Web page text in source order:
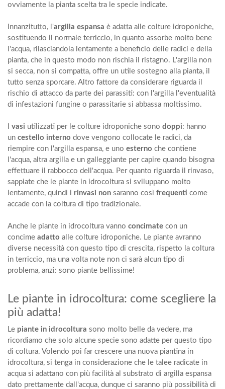
ovviamente la pianta scelta tra le specie indicate.
Innanzitutto, l'argilla espansa è adatta alle colture idroponiche,
sostituendo il normale terriccio, in quanto assorbe molto bene
l'acqua, rilasciandola lentamente a beneficio delle radici e della
pianta, che in questo modo non rischia il ristagno. L'argilla non
si secca, non si compatta, offre un utile sostegno alla pianta, il
tutto senza sporcare. Altro fattore da considerare riguarda il
rischio di attacco da parte dei parassiti: con l'argilla l'eventualità
di infestazioni fungine o parassitarie si abbassa moltissimo.
vasi utilizzati per le colture idroponiche sono doppi: hanno
un cestello interno dove vengono collocate le radici, da
riempire con l'argilla espansa, e uno esterno che contiene
l'acqua, altra argilla e un galleggiante per capire quando bisogna
effettuare il rabbocco dell'acqua. Per quanto riguarda il rinvaso,
sappiate che le piante in idrocoltura si sviluppano molto
lentamente, quindi i rinvasi non saranno così frequenti come
accade con la coltura di tipo tradizionale.
Anche le piante in idrocoltura vanno concimate con un
concime adatto alle colture idroponiche. Le piante avranno
diverse necessità con questo tipo di crescita, rispetto la coltura
in terriccio, ma una volta note non ci sarà alcun tipo di
problema, anzi: sono piante bellissime!
Le piante in idrocoltura: come scegliere la
più adatta!
Le piante in idrocoltura sono molto belle da vedere, ma
ricordiamo che solo alcune specie sono adatte per questo tipo
di coltura. Volendo poi far crescere una nuova piantina in
idrocoltura, si tenga in considerazione che le talee radicate in
acqua si adattano con più facilità al substrato di argilla espansa
dato prettamente dall'acqua, dunque ci saranno più possibilità di